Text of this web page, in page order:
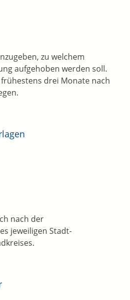
zu welchem
aufgehoben werden soll.
drei Monate nach
nach der
jeweiligen Stadt-